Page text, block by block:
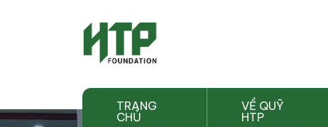
TRANG
CHỦ
VỀ QUỸ
HTP